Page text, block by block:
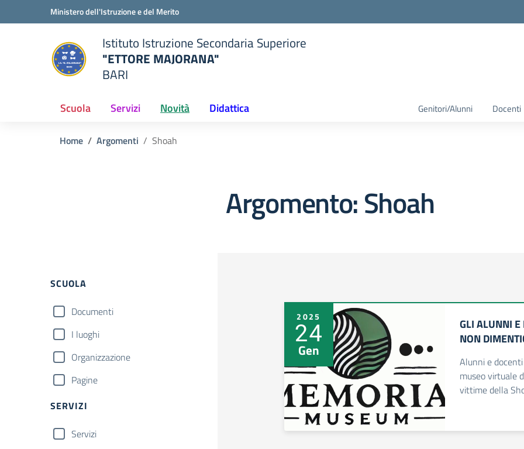
Vai ai contenuti
Vai al menu di navigazioneMinistero dell'Istruzione e del Merito
scuola
Istituto Istruzione Secondaria Superiore
"ETTORE MAJORANA"
BARI
Scuola Servizi Novità Didattica Genitori/Alunni Docenti
Home Argomenti Shoah
Argomento: Shoah
Filtri
SCUOLA
Documenti
I luoghi
Organizzazione
Pagine
SERVIZI
Servizi
2025
24
Gen
GLI ALUNNI E
NON
Alunni e
museo virtuale
vittime della